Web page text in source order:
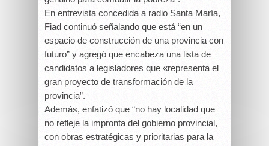
En entrevista concedida a radio Santa María,
Fiad continuó señalando que está “en un
espacio de construcción de una provincia con
futuro” y agregó que encabeza una lista de
candidatos a legisladores que «representa el
gran proyecto de transformación de la
provincia”.
Además, enfatizó que “no hay localidad que
no refleje la impronta del gobierno provincial,
con obras estratégicas y prioritarias para la